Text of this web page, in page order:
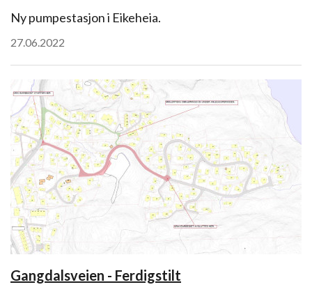
Ny pumpestasjon i Eikeheia.
27.06.2022
Gangdalsveien - Ferdigstilt